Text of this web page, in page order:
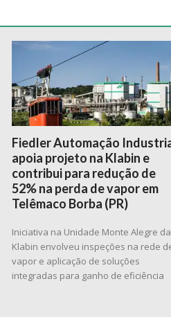
Fiedler Automação
apoia projeto na Klabin e
contribui para redução de
52% na perda de vapor em
Telêmaco Borba (PR)
Iniciativa na Unidade Monte Alegre da
Klabin envolveu inspeções na rede
vapor e aplicação de soluções
integradas para ganho de eficiência